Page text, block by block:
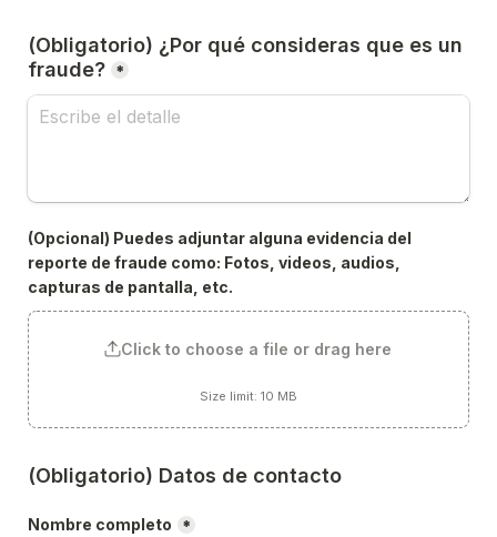
(Obligatorio) ¿Por qué consideras que es un
fraude? *
(Opcional) Puedes adjuntar alguna evidencia del
reporte de fraude como: Fotos, videos, audios,
capturas de pantalla, etc.
Click to choose a file or drag here
Size limit: 10 MB
(Obligatorio) Datos de contacto
Nombre completo *